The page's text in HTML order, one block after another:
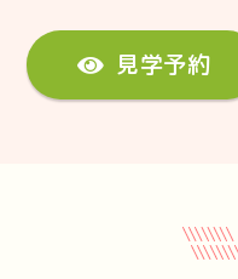
見学予約